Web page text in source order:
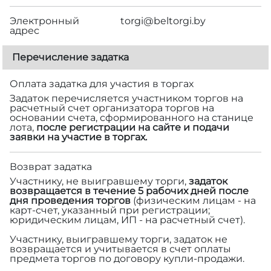
Электронный
адрес
torgi@beltorgi.by
Перечисление задатка
Оплата задатка для участия в торгах
Задаток перечисляется участником торгов на
расчетный счет организатора торгов на
основании счета, сформированного на станице
лота, после регистрации на сайте и подачи
заявки на участие в торгах.
Возврат задатка
Участнику, не выигравшему торги, задаток
возвращается в течение 5 рабочих дней после
дня проведения торгов (физическим лицам - на
карт-счет, указанный при регистрации;
юридическим лицам, ИП - на расчетный счет).
Участнику, выигравшему торги, задаток не
возвращается и учитывается в счет оплаты
предмета торгов по договору купли-продажи.